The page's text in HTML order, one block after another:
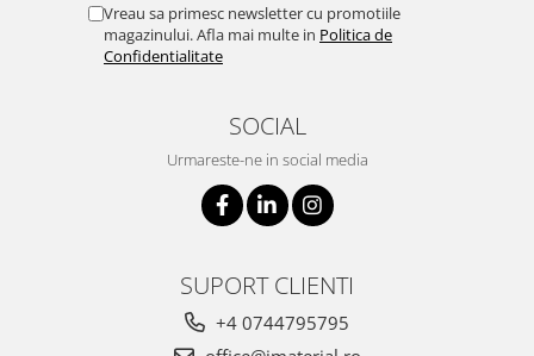
Vreau sa primesc newsletter cu promotiile
magazinului. Afla mai multe in Politica de
Confidentialitate
SOCIAL
Urmareste-ne in social media
SUPORT CLIENTI
+4 0744795795